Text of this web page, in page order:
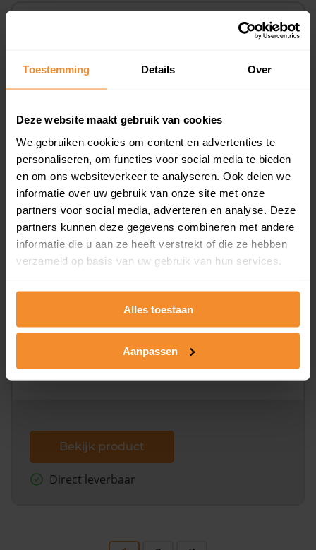
Toestemming Details Over
Deze website maakt gebruik van cookies
We gebruiken cookies om content en advertenties te
personaliseren, om functies voor social media te bieden
en om ons websiteverkeer te analyseren. Ook delen we
informatie over uw gebruik van onze site met onze
partners voor social media, adverteren en analyse. Deze
partners kunnen deze gegevens combineren met andere
informatie die u aan ze heeft verstrekt of die ze hebben
verzameld op basis van uw gebruik van hun services.
Alles toestaan
Aanpassen
Koopsommenoverzicht (1 jaar gratis
Inclusief 1 jaar gratis updates
Een overzicht van alle verkochte woningen (koopsom
inclusief een jaar lang gratis updates van nieuwe
Bekijk product
Direct leverbaar
Een uitgebreid overzicht van het perceel en
Bekijk product
Direct leverbaar